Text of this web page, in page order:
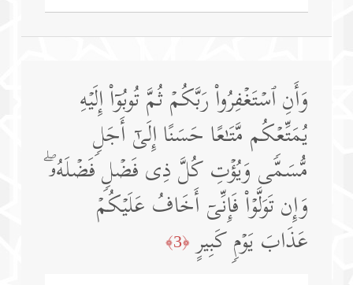
وَأَنِ ٱسۡتَغۡفِرُوا۟ رَبَّكُمۡ ثُمَّ تُوبُوۤا۟ إِلَیۡهِ
یُمَتِّعۡكُم مَّتَـٰعًا حَسَنًا إِلَىٰۤ أَجَلࣲ
مُّسَمࣰّى وَیُؤۡتِ كُلَّ ذِی فَضۡلࣲ فَضۡلَهُۥۖ
وَإِن تَوَلَّوۡا۟ فَإِنِّیۤ أَخَافُ عَلَیۡكُمۡ
عَذَابَ یَوۡمࣲ كَبِیرٍ ﴿3﴾